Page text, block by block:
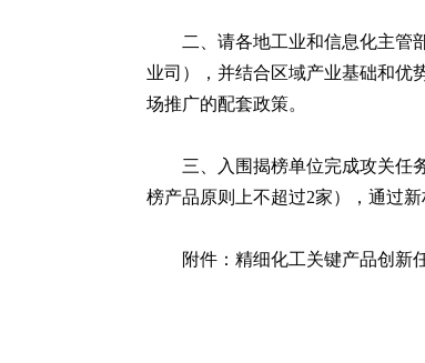
二、请各地工业和信息化主管
业司），并结合区域产业基础和优
场推广的配套政策。
三、入围揭榜单位完成攻关任
榜产品原则上不超过2家），通过
附件：精细化工关键产品创新